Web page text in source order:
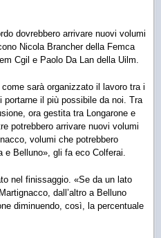
dovrebbero arrivare nuovi volumi
Nicola Brancher della Femca
Cgil e Paolo Da Lan della Uilm.
sarà organizzato il lavoro tra i
il più possibile da noi. Tra
ora gestita tra Longarone e
potrebbero arrivare nuovi volumi
volumi che potrebbero
e Belluno», gli fa eco Colferai.
nel finissaggio. «Se da un lato
dall’altro a Belluno
diminuendo, così, la percentuale